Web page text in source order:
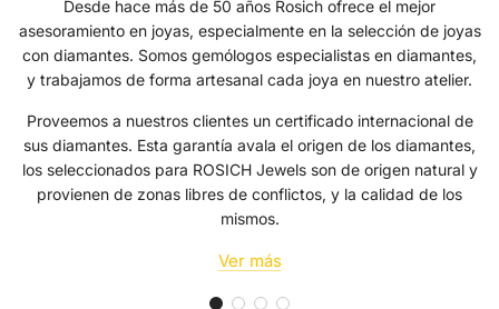
Desde hace más de 50 años Rosich ofrece el mejor
asesoramiento en joyas, especialmente en la selección de joyas
con diamantes. Somos gemólogos especialistas en diamantes,
y trabajamos de forma artesanal cada joya en nuestro atelier.
Proveemos a nuestros clientes un certificado internacional de
sus diamantes. Esta garantía avala el origen de los diamantes,
los seleccionados para ROSICH Jewels son de origen natural y
provienen de zonas libres de conflictos, y la calidad de los
mismos.
Ver más